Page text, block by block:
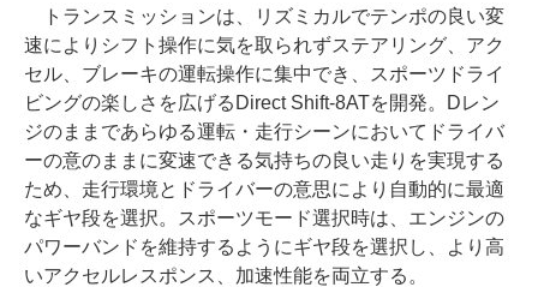
トランスミッションは、リズミカルでテンポの良い変
速によりシフト操作に気を取られずステアリング、アク
セル、ブレーキの運転操作に集中でき、スポーツドライ
ビングの楽しさを広げるDirect Shift-8ATを開発。Dレン
ジのままであらゆる運転・走行シーンにおいてドライバ
ーの意のままに変速できる気持ちの良い走りを実現する
ため、走行環境とドライバーの意思により自動的に最適
なギヤ段を選択。スポーツモード選択時は、エンジンの
パワーバンドを維持するようにギヤ段を選択し、より高
いアクセルレスポンス、加速性能を両立する。